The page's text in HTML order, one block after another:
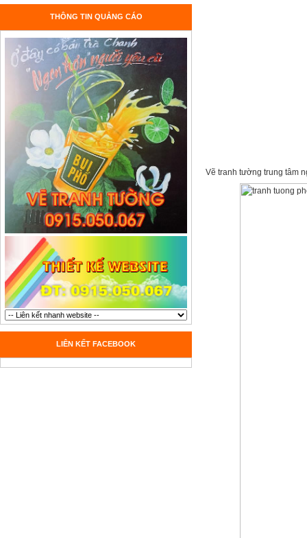
THÔNG TIN QUẢNG CÁO
LIÊN KẾT FACEBOOK
Vẽ tranh tường trung tâm